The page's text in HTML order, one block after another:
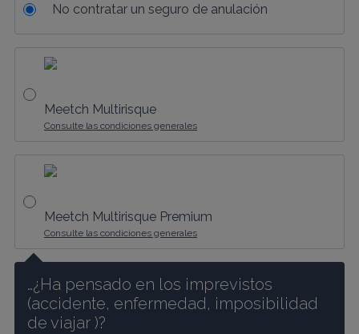
No contratar un seguro de anulación
Meetch Multirisque
Consulte las condiciones generales
Meetch Multirisque Premium
Consulte las condiciones generales
…¿Ha pensado en los imprevistos
(accidente, enfermedad, imposibilidad
de viajar )?